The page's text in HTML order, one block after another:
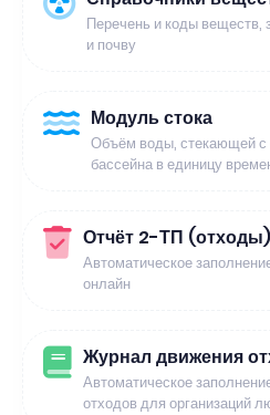
Перечень и коды веществ,
и почву
Модуль стока
Объём воды, стекающей
бассейна в единицу
Отчёт 2-ТП (отходы)
Автоматическое
онлайн
Журнал движения
Автоматическое
отходов для организаций